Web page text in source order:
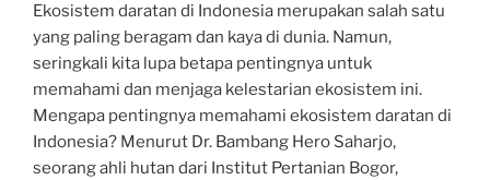
Ekosistem daratan di Indonesia merupakan salah satu
yang paling beragam dan kaya di dunia. Namun,
seringkali kita lupa betapa pentingnya untuk
memahami dan menjaga kelestarian ekosistem ini.
Mengapa pentingnya memahami ekosistem daratan di
Indonesia? Menurut Dr. Bambang Hero Saharjo,
seorang ahli hutan dari Institut Pertanian Bogor,